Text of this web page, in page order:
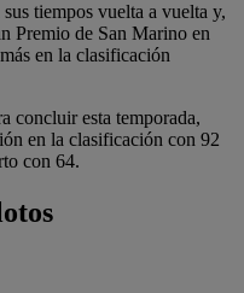
sus tiempos vuelta a vuelta y,
Premio de San Marino en
en la clasificación
concluir esta temporada,
en la clasificación con 92
con 64.